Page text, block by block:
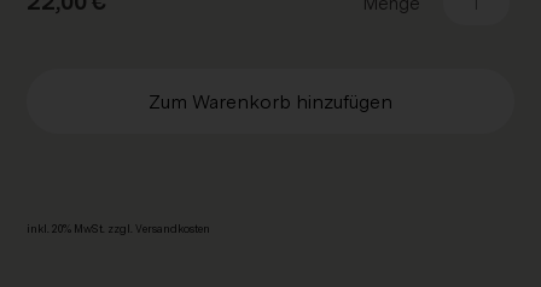
Zum Warenkorb hinzufügen
inkl. 20% MwSt. zzgl. Ver­sand­kos­ten